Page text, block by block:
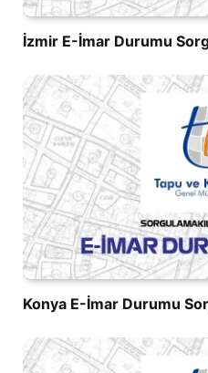
İzmir E-İmar Durumu
Konya E-İmar Durumu